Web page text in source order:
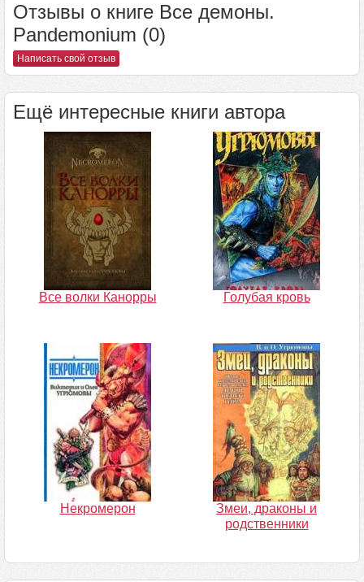
Отзывы о книге Все демоны.
Pandemonium (0)
Написать свой отзыв
Ещё интересные книги автора
Все волки Канорры Голубая кровь
Некромерон
Змеи, драконы и
родственники